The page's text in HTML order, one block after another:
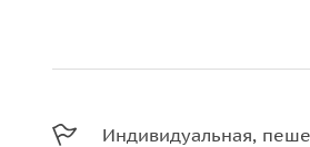
Индивидуальная,